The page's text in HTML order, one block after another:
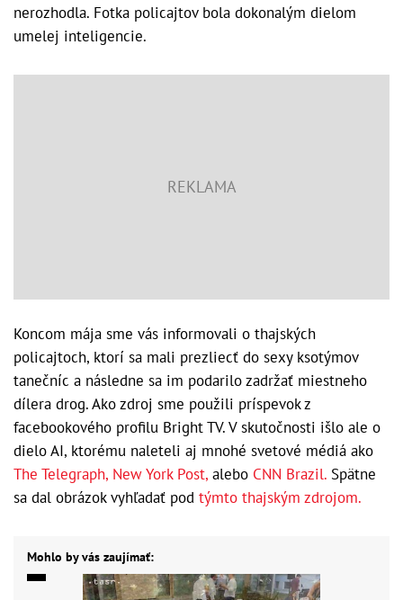
nerozhodla. Fotka policajtov bola dokonalým dielom
umelej inteligencie.
Koncom mája sme vás informovali o thajských
policajtoch, ktorí sa mali prezliecť do sexy ksotýmov
tanečníc a následne sa im podarilo zadržať miestneho
dílera drog. Ako zdroj sme použili príspevok z
facebookového profilu Bright TV. V skutočnosti išlo ale o
dielo AI, ktorému naleteli aj mnohé svetové médiá ako
The Telegraph, New York Post, alebo CNN Brazil. Spätne
sa dal obrázok vyhľadať pod týmto thajským zdrojom.
Mohlo by vás zaujímať: